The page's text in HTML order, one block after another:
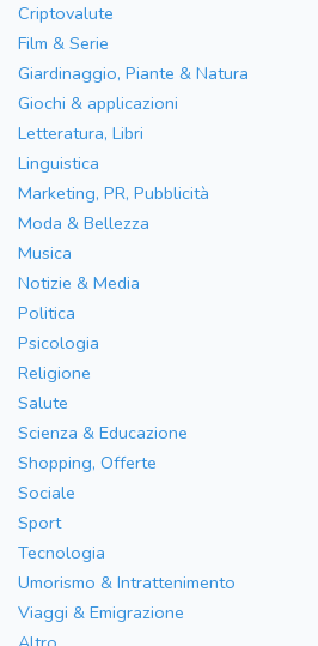
Criptovalute
Film & Serie
Giardinaggio, Piante & Natura
Giochi & applicazioni
Letteratura, Libri
Linguistica
Marketing, PR, Pubblicità
Moda & Bellezza
Musica
Notizie & Media
Politica
Psicologia
Religione
Salute
Scienza & Educazione
Shopping, Offerte
Sociale
Sport
Tecnologia
Umorismo & Intrattenimento
Viaggi & Emigrazione